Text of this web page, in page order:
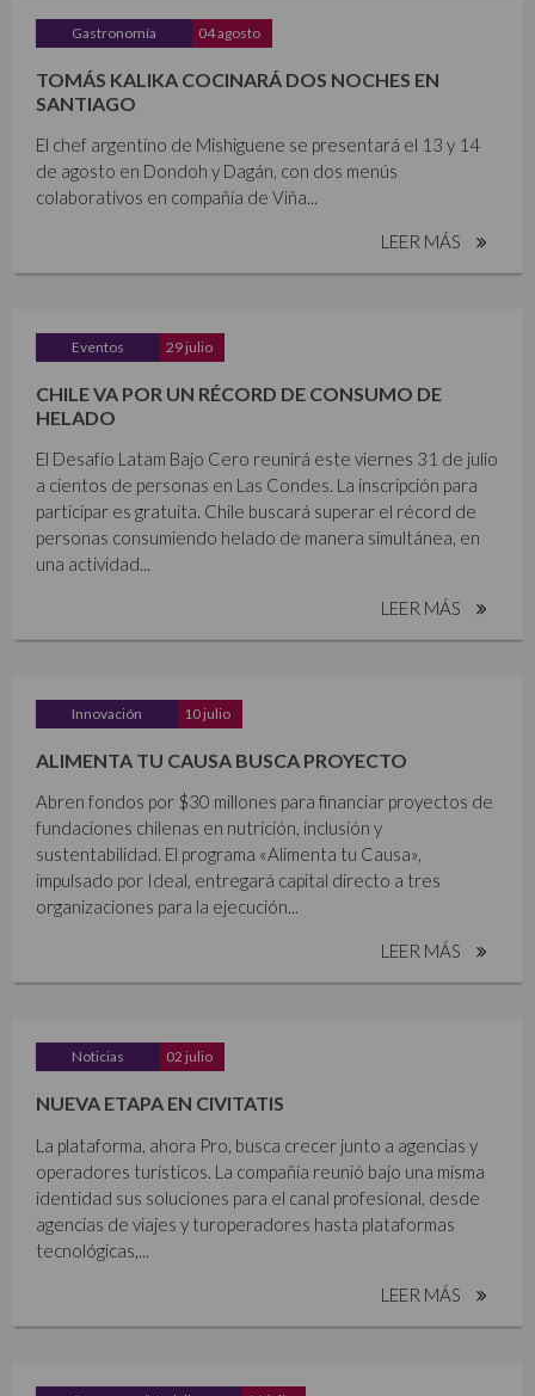
Gastronomía 04 agosto
TOMÁS KALIKA COCINARÁ DOS NOCHES EN
SANTIAGO
El chef argentino de Mishiguene se presentará el 13 y 14
de agosto en Dondoh y Dagán, con dos menús
colaborativos en compañía de Viña...
LEER MÁS
Eventos 29 julio
CHILE VA POR UN RÉCORD DE CONSUMO DE
HELADO
El Desafío Latam Bajo Cero reunirá este viernes 31 de julio
a cientos de personas en Las Condes. La inscripción para
participar es gratuita. Chile buscará superar el récord de
personas consumiendo helado de manera simultánea, en
una actividad...
LEER MÁS
Innovación 10 julio
ALIMENTA TU CAUSA BUSCA PROYECTO
Abren fondos por $30 millones para financiar proyectos de
fundaciones chilenas en nutrición, inclusión y
sustentabilidad. El programa «Alimenta tu Causa»,
impulsado por Ideal, entregará capital directo a tres
organizaciones para la ejecución...
LEER MÁS
Noticias 02 julio
NUEVA ETAPA EN CIVITATIS
La plataforma, ahora Pro, busca crecer junto a agencias y
operadores turísticos. La compañía reunió bajo una misma
identidad sus soluciones para el canal profesional, desde
agencias de viajes y turoperadores hasta plataformas
tecnológicas,...
LEER MÁS